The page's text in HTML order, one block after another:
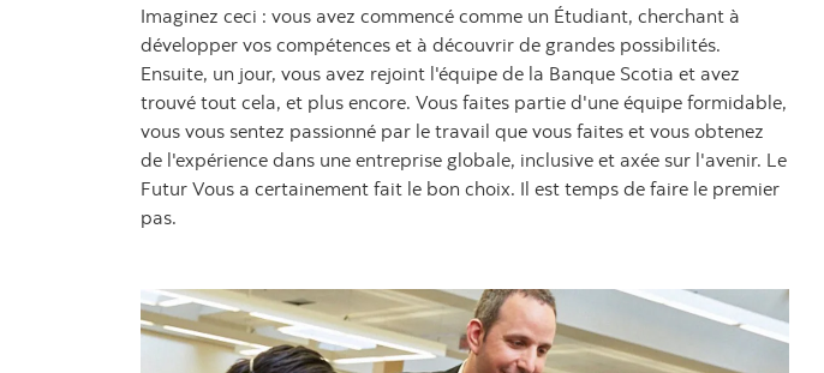
Imaginez ceci : vous avez commencé comme un Étudiant, cherchant à
développer vos compétences et à découvrir de grandes possibilités.
Ensuite, un jour, vous avez rejoint l'équipe de la Banque Scotia et avez
trouvé tout cela, et plus encore. Vous faites partie d'une équipe formidable,
vous vous sentez passionné par le travail que vous faites et vous obtenez
de l'expérience dans une entreprise globale, inclusive et axée sur l'avenir. Le
Futur Vous a certainement fait le bon choix. Il est temps de faire le premier
pas.